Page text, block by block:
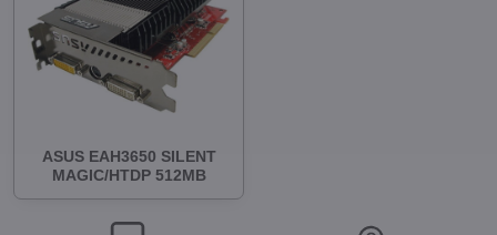
ASUS EAH3650 SILENT
MAGIC/HTDP 512MB